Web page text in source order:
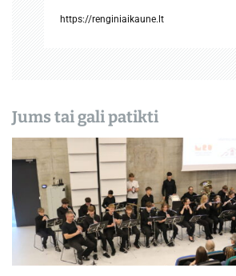
https://renginiaikaune.lt
Jums tai gali patikti